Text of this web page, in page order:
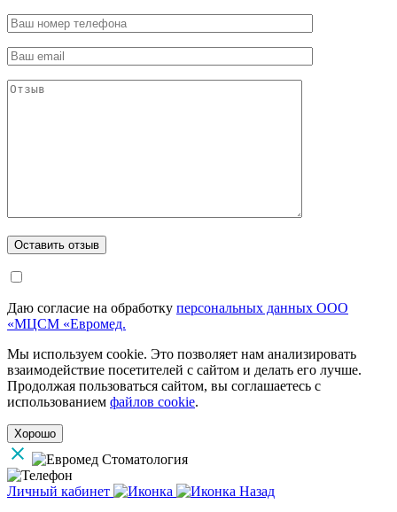
Даю согласие на обработку персональных данных ООО
«МЦСМ «Евромед.
Мы используем cookie. Это позволяет нам анализировать
взаимодействие посетителей с сайтом и делать его лучше.
Продолжая пользоваться сайтом, вы соглашаетесь с
использованием файлов cookie.
Хорошо
Личный кабинет
Назад